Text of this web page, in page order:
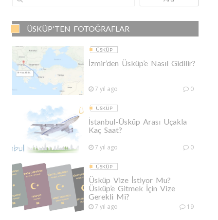
ÜSKÜP'TEN FOTOĞRAFLAR
ÜSKÜP
İzmir’den Üsküp’e Nasıl Gidilir?
7 yıl ago 0
ÜSKÜP
İstanbul-Üsküp Arası Uçakla
Kaç Saat?
7 yıl ago 0
ÜSKÜP
Üsküp Vize İstiyor Mu?
Üsküp’e Gitmek İçin Vize
Gerekli Mi?
7 yıl ago 19